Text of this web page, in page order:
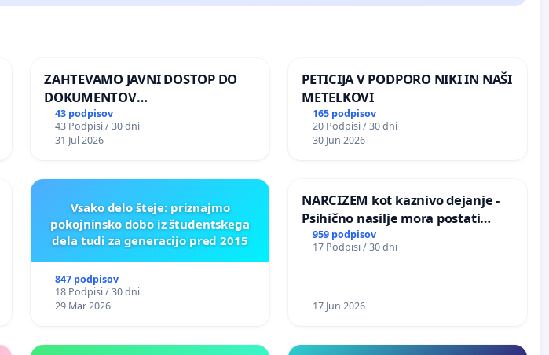
ZAHTEVAMO JAVNI DOSTOP DO
DOKUMENTOV
PARLAMENTARNIH
PREISKOVALNIH KOMISIJ O
ILEGALNI TRGOVINI Z OROŽJEM
43 podpisov
43 Podpisi / 30 dni
31 Jul 2026
PETICIJA V PODPORO NIKI IN NAŠI
METELKOVI
165 podpisov
20 Podpisi / 30 dni
30 Jun 2026
Vsako delo šteje: priznajmo
pokojninsko dobo iz študentskega
dela tudi za generacijo pred 2015
847 podpisov
18 Podpisi / 30 dni
29 Mar 2026
NARCIZEM kot kaznivo dejanje -
Psihično nasilje mora postati
enako prepoznano kot fizično
nasilje
959 podpisov
17 Podpisi / 30 dni
17 Jun 2026